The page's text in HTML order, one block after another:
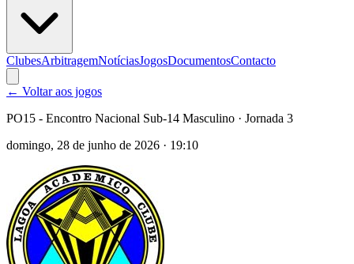
ClubesArbitragemNotíciasJogosDocumentosContacto
← Voltar aos jogos
PO15 - Encontro Nacional Sub-14 Masculino · Jornada 3
domingo, 28 de junho de 2026 · 19:10